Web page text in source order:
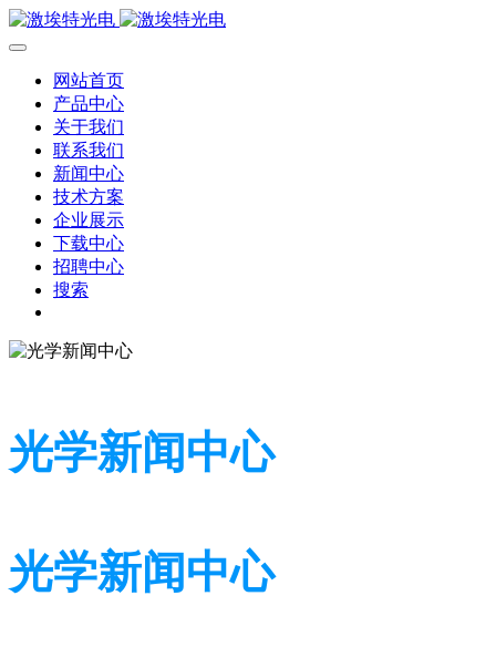
网站首页
产品中心
关于我们
联系我们
新闻中心
技术方案
企业展示
下载中心
招聘中心
搜索
光学新闻中心
光学新闻中心